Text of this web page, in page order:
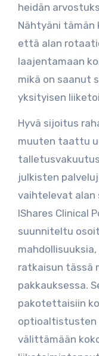
heidän
Nähtyäni tämän
että alan
laajentamaan
mikä on saanut
yksityisen
Hyvä sijoitus
muuten taattu
julkisten
vaihtelevat alan
IShares Clinical
suunniteltu
ratkaisun tässä
pakkauksessa.
pakotettaisiin
optioaltistusten
välittämään